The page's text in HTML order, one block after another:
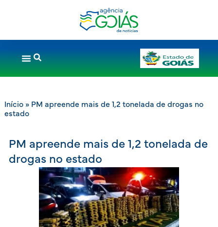
Início» PM apreende mais de 1,2 tonelada de drogas no
estado
PM apreende mais de 1,2 tonelada de
drogas no estado